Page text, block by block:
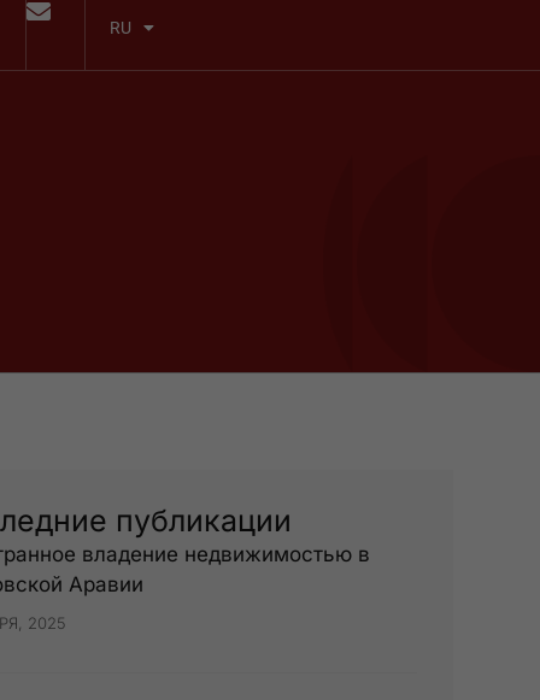
RU
публикации
владение недвижимостью в
Аравии
2025